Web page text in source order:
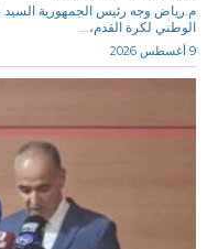
م.رياض وجه رئيس الجمهورية
الوطني لكرة القدم،...
9 أغسطس 2026